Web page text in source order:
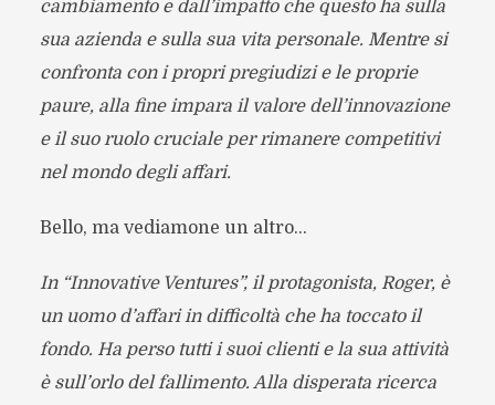
cambiamento e dall’impatto che questo ha sulla
sua azienda e sulla sua vita personale. Mentre si
confronta con i propri pregiudizi e le proprie
paure, alla fine impara il valore dell’innovazione
e il suo ruolo cruciale per rimanere competitivi
nel mondo degli affari.
Bello, ma vediamone un altro…
In “Innovative Ventures”, il protagonista, Roger, è
un uomo d’affari in difficoltà che ha toccato il
fondo. Ha perso tutti i suoi clienti e la sua attività
è sull’orlo del fallimento. Alla disperata ricerca